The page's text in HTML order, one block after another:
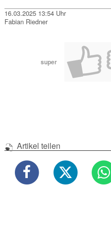
16.03.2025 13:54 Uhr
Fabian Riedner
super
Artikel teilen